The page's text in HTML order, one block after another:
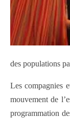
des populations
Les compagnies
mouvement de
programmation